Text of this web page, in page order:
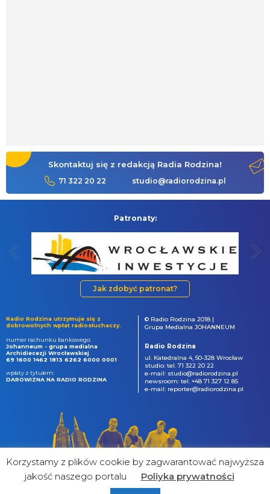
Skontaktuj się z redakcją Radia Rodzina!
71 322 20 22 studio@radiorodzina.pl
Patronaty:
Jak zdobyć patronat?
Radio Rodzina utrzymuje się z
dobrowolnych wpłat radiosłuchaczy.
numer rachunku bankowego:
Johanneum - grupa medialna
Archidiecezji Wrocławskiej
69 1600 1462 1813 6262 6000 0001
wpłaty z tytułem:
DAROWIZNA NA RADIO RODZINA
© Radio Rodzina 2018 |
Grupa Medialna JOHANNEUM
Radio Rodzina
ul. Katedralna 4, 50-328 Wrocław
studio: tel. 71 322 20 22
e-mail: studio@radiorodzina.pl
newsroom: tel. +48 71 327 12 85
e-mail: reporter@radiorodzina.pl
Korzystamy z plików cookie by zagwarantować najwyższa
jakość naszego portalu
Poliyka prywatności